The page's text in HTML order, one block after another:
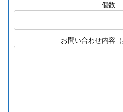
個数
お問い合わせ内容（